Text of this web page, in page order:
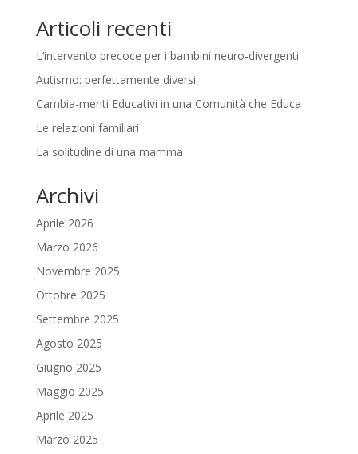
Articoli recenti
L’intervento precoce per i bambini neuro-divergenti
Autismo: perfettamente diversi
Cambia-menti Educativi in una Comunità che Educa
Le relazioni familiari
La solitudine di una mamma
Archivi
Aprile 2026
Marzo 2026
Novembre 2025
Ottobre 2025
Settembre 2025
Agosto 2025
Giugno 2025
Maggio 2025
Aprile 2025
Marzo 2025